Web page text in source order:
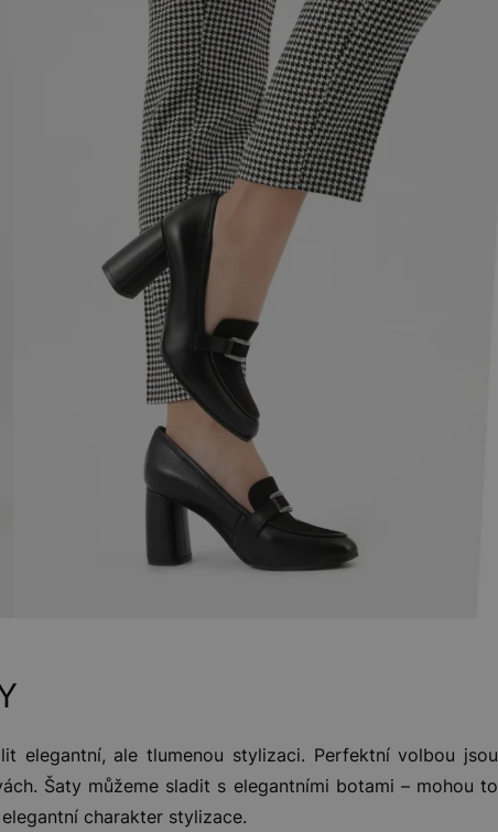
elegantní, ale tlumenou stylizaci. Perfektní volbou jsou
Šaty můžeme sladit s elegantními botami – mohou to
charakter stylizace.